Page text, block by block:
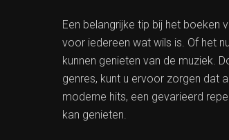
Een belangrijke tip bij het
voor iedereen wat wils is. Of het
kunnen genieten van de muziek.
genres, kunt u ervoor zorgen dat
moderne hits, een gevarieerd
kan genieten.